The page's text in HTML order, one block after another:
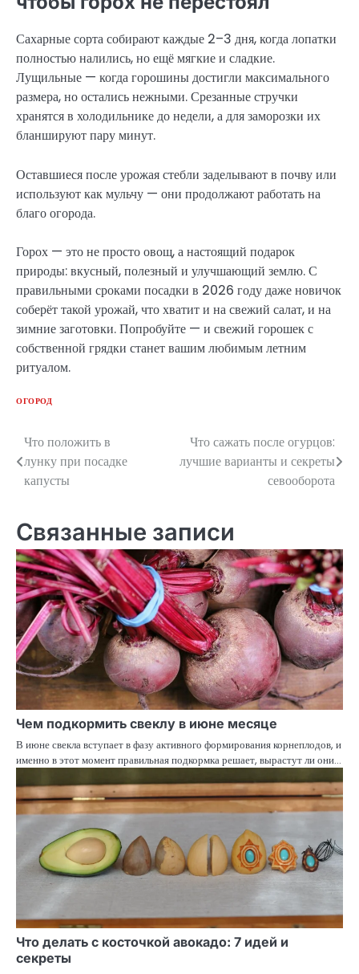
Сахарные сорта собирают каждые 2–3 дня, когда лопатки
полностью налились, но ещё мягкие и сладкие.
Лущильные — когда горошины достигли максимального
размера, но остались нежными. Срезанные стручки
хранятся в холодильнике до недели, а для заморозки их
бланшируют пару минут.
Оставшиеся после урожая стебли заделывают в почву или
используют как мульчу — они продолжают работать на
благо огорода.
Горох — это не просто овощ, а настоящий подарок
природы: вкусный, полезный и улучшающий землю. С
правильными сроками посадки в 2026 году даже новичок
соберёт такой урожай, что хватит и на свежий салат, и на
зимние заготовки. Попробуйте — и свежий горошек с
собственной грядки станет вашим любимым летним
ритуалом.
ОГОРОД
Навигация
по
Что положить в
лунку при посадке
капусты
Что сажать после огурцов:
лучшие варианты и секреты
севооборота
Связанные записи
Чем подкормить свеклу в июне месяце
В июне свекла вступает в фазу активного формирования корнеплодов, и
именно в этот момент правильная подкормка решает, вырастут ли они…
Что делать с косточкой авокадо: 7 идей и
секреты